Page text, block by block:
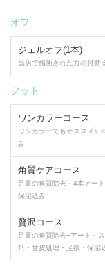
オフ
ジェルオフ(1本)
当店で施術された方の付替
フット
ワンカラーコース
ワンカラーでもオススメ♪
み
角質ケアコース
足裏の角質除去・4本アー
保湿込み
贅沢コース
足裏の角質除去+アート・
爪・甘皮処理・足欲・保湿